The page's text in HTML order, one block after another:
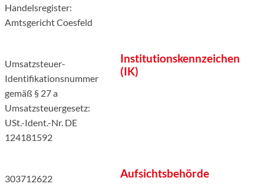
Handelsregister:
Amtsgericht Coesfeld
Umsatzsteuer-
Identifikationsnummer
gemäß § 27 a
Umsatzsteuergesetz:
USt.-Ident.-Nr. DE
124181592
Institutionskennzeichen
(IK)
303712622 Aufsichtsbehörde